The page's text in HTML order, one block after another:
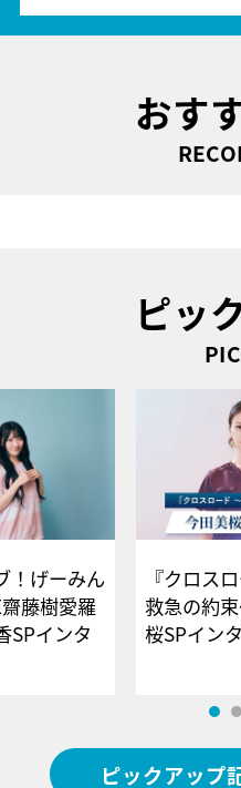
おす
ピッ
！げーみん
藤樹愛羅
SPインタ
『クロス
救急の約
桜SPイ
ピックアップ